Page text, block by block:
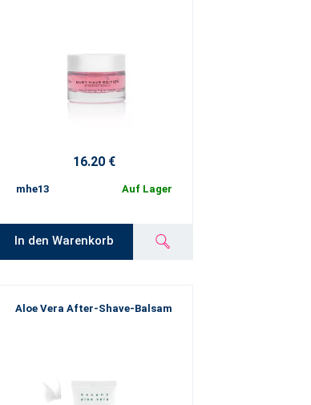
16.20 €
mhe13 Auf Lager
In den Warenkorb
Aloe Vera After-Shave-Balsam